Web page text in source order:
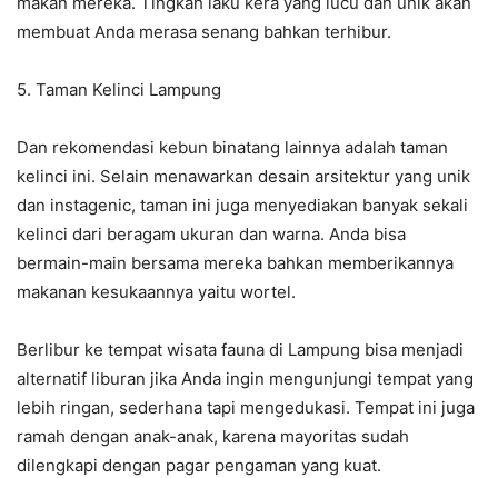
membuat Anda merasa senang bahkan terhibur.
5. Taman Kelinci Lampung
Dan rekomendasi kebun binatang lainnya adalah taman
kelinci ini. Selain menawarkan desain arsitektur yang unik
dan instagenic, taman ini juga menyediakan banyak sekali
kelinci dari beragam ukuran dan warna. Anda bisa
bermain-main bersama mereka bahkan memberikannya
makanan kesukaannya yaitu wortel.
Berlibur ke tempat wisata fauna di Lampung bisa menjadi
alternatif liburan jika Anda ingin mengunjungi tempat yang
lebih ringan, sederhana tapi mengedukasi. Tempat ini juga
ramah dengan anak-anak, karena mayoritas sudah
dilengkapi dengan pagar pengaman yang kuat.